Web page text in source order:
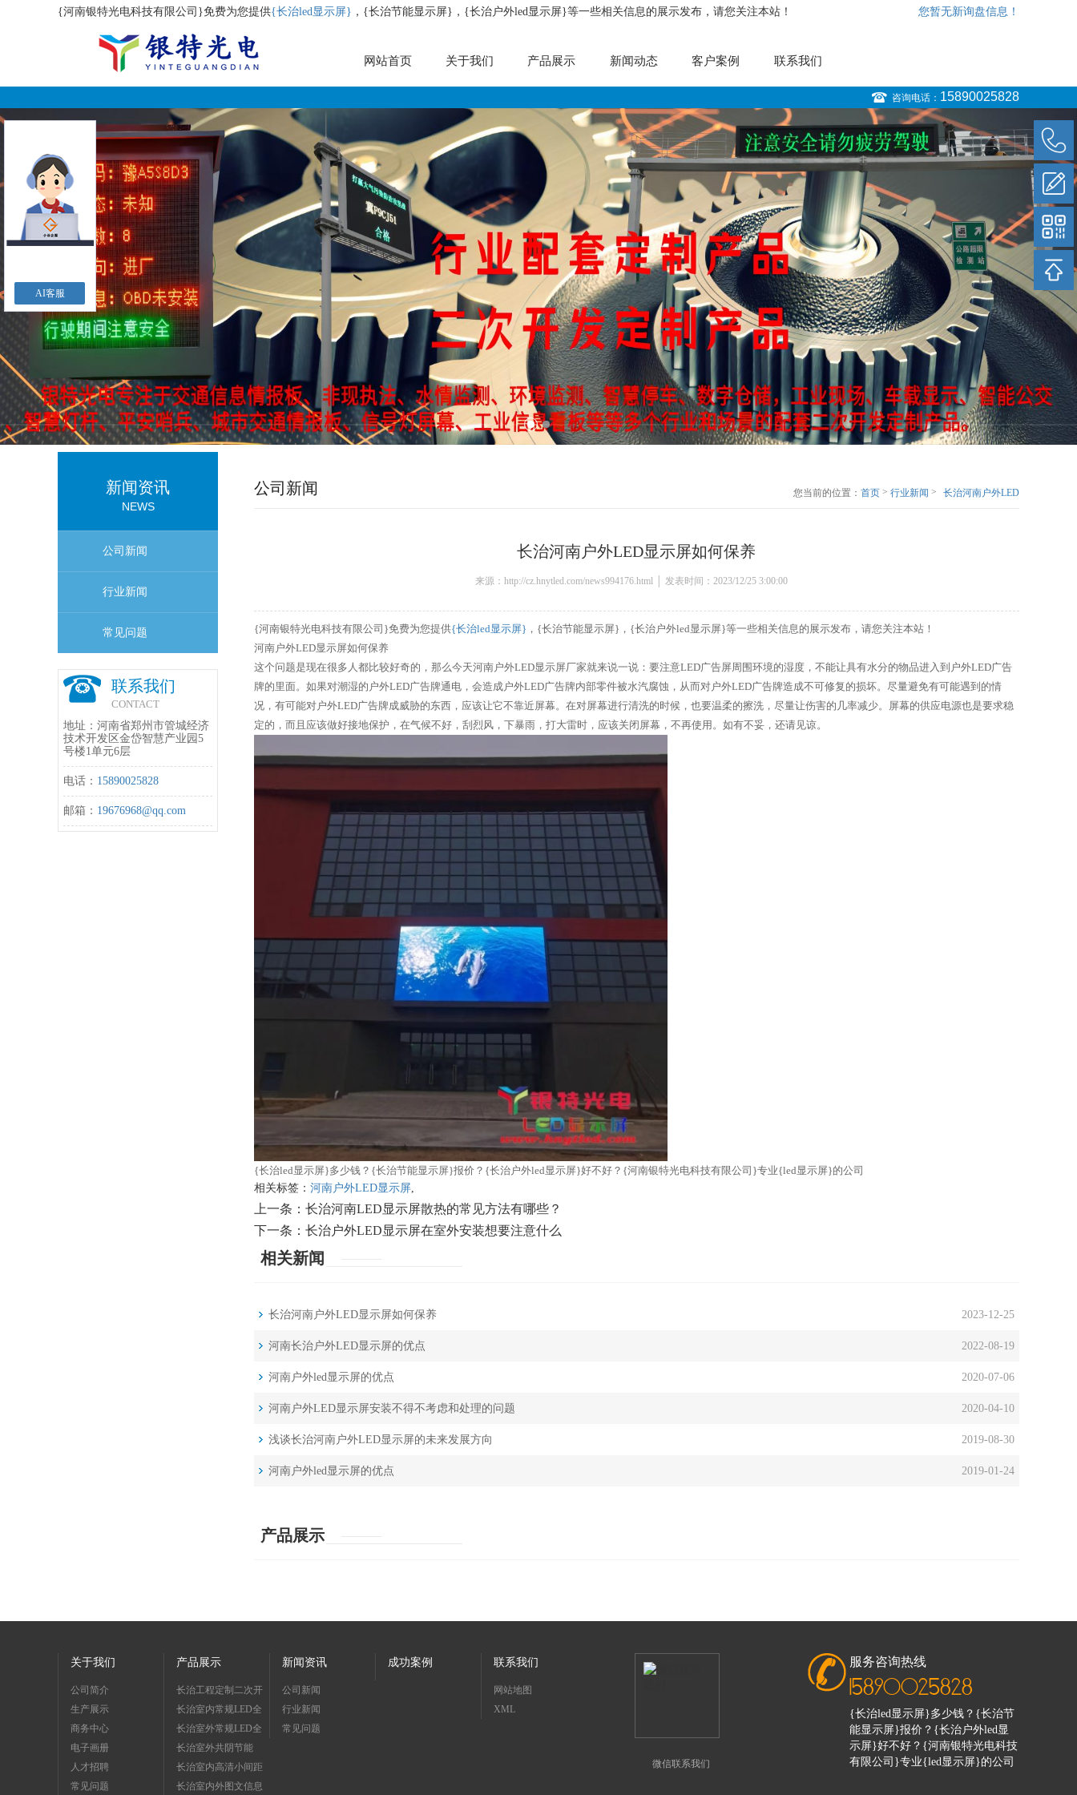
{河南银特光电科技有限公司}免费为您提供{长治led显示屏} ，{长治节能显示屏}，{长治户外led显示屏}等一些相关信息的展示发布，请您关注本站！ 您暂无新询盘信息！
网站首页 关于我们 产品展示 新闻动态 客户案例 联系我们
咨询电话： 15890025828
新闻资讯
NEWS
公司新闻
行业新闻
常见问题
联系我们
CONTACT
地址：河南省郑州市管城经济
技术开发区金岱智慧产业园5
号楼1单元6层
电话： 15890025828
邮箱： 19676968@qq.com
公司新闻 您当前的位置： 首页 > 行业新闻 >
长治河南户外LED
长治河南户外LED显示屏如何保养
来源：http://cz.hnytled.com/news994176.html │ 发表时间：2023/12/25 3:00:00
{河南银特光电科技有限公司}免费为您提供{长治led显示屏} ，{长治节能显示屏}，{长治户外led显示屏}等一些相关信息的展示发布，请您关注本站！
河南户外LED显示屏如何保养
这个问题是现在很多人都比较好奇的，那么今天河南户外LED显示屏厂家就来说一说：要注意LED广告屏周围环境的湿度，不能让具有水分的物品进入到户外LED广告
牌的里面。如果对潮湿的户外LED广告牌通电，会造成户外LED广告牌内部零件被水汽腐蚀，从而对户外LED广告牌造成不可修复的损坏。尽量避免有可能遇到的情
况，有可能对户外LED广告牌成威胁的东西，应该让它不靠近屏幕。在对屏幕进行清洗的时候，也要温柔的擦洗，尽量让伤害的几率减少。屏幕的供应电源也是要求稳
定的，而且应该做好接地保护，在气候不好，刮烈风，下暴雨，打大雷时，应该关闭屏幕，不再使用。如有不妥，还请见谅。
{长治led显示屏}多少钱？{长治节能显示屏}报价？{长治户外led显示屏}好不好？{河南银特光电科技有限公司}专业{led显示屏}的公司
相关标签： 河南户外LED显示屏,
上一条： 长治河南LED显示屏散热的常见方法有哪些？
下一条： 长治户外LED显示屏在室外安装想要注意什么
相关新闻
长治河南户外LED显示屏如何保养 2023-12-25
河南长治户外LED显示屏的优点 2022-08-19
河南户外led显示屏的优点 2020-07-06
河南户外LED显示屏安装不得不考虑和处理的问题 2020-04-10
浅谈长治河南户外LED显示屏的未来发展方向 2019-08-30
河南户外led显示屏的优点 2019-01-24
产品展示
关于我们
公司简介
生产展示
商务中心
电子画册
人才招聘
常见问题
产品展示
长治工程定制二次开
发系列
长治室内常规LED全
彩屏系列
长治室外常规LED全
彩屏系列
长治室外共阴节能
LED彩屏系列
长治室内高清小间距
LED屏系列
长治室内外图文信息
新闻资讯
公司新闻
行业新闻
常见问题
成功案例 联系我们
网站地图
XML
微信联系我们
服务咨询热线
15890025828
{长治led显示屏}多少钱？{长治节
能显示屏}报价？{长治户外led显
示屏}好不好？{河南银特光电科技
有限公司}专业{led显示屏}的公司
AI客服